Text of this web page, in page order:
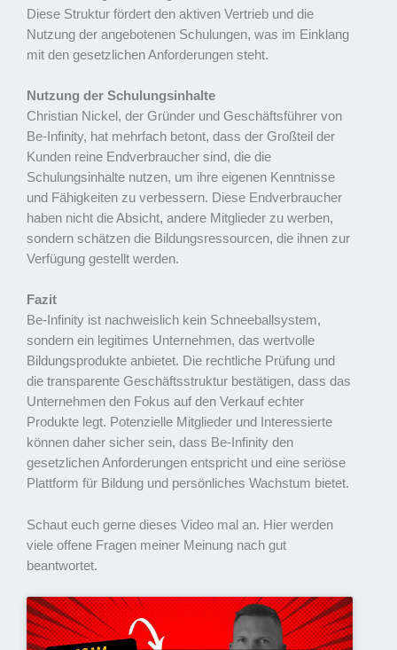
Diese Struktur fördert den aktiven Vertrieb und die
Nutzung der angebotenen Schulungen, was im Einklang
mit den gesetzlichen Anforderungen steht.
Nutzung der Schulungsinhalte
Christian Nickel, der Gründer und Geschäftsführer von
Be-Infinity, hat mehrfach betont, dass der Großteil der
Kunden reine Endverbraucher sind, die die
Schulungsinhalte nutzen, um ihre eigenen Kenntnisse
und Fähigkeiten zu verbessern. Diese Endverbraucher
haben nicht die Absicht, andere Mitglieder zu werben,
sondern schätzen die Bildungsressourcen, die ihnen zur
Verfügung gestellt werden.
Fazit
Be-Infinity ist nachweislich kein Schneeballsystem,
sondern ein legitimes Unternehmen, das wertvolle
Bildungsprodukte anbietet. Die rechtliche Prüfung und
die transparente Geschäftsstruktur bestätigen, dass das
Unternehmen den Fokus auf den Verkauf echter
Produkte legt. Potenzielle Mitglieder und Interessierte
können daher sicher sein, dass Be-Infinity den
gesetzlichen Anforderungen entspricht und eine seriöse
Plattform für Bildung und persönliches Wachstum bietet.
Schaut euch gerne dieses Video mal an. Hier werden
viele offene Fragen meiner Meinung nach gut
beantwortet.